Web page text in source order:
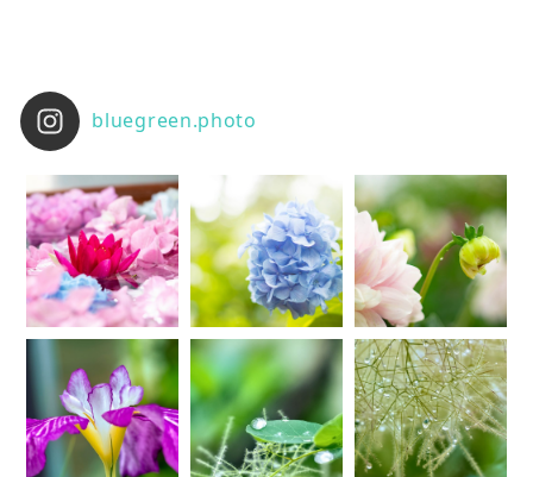
bluegreen.photo